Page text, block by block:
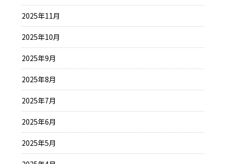
2025年11月
2025年10月
2025年9月
2025年8月
2025年7月
2025年6月
2025年5月